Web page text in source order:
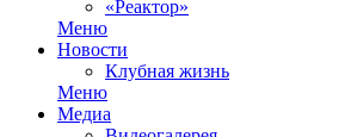
«Реактор»
Меню
Новости
Клубная жизнь
Меню
Медиа